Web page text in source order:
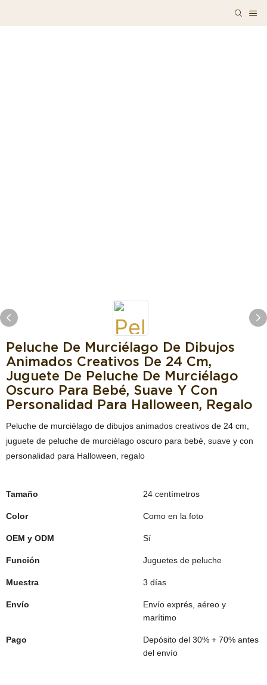
Peluche De Murciélago De Dibujos
Animados Creativos De 24 Cm,
Juguete De Peluche De Murciélago
Oscuro Para Bebé, Suave Y Con
Personalidad Para Halloween, Regalo
Peluche de murciélago de dibujos animados creativos de 24 cm,
juguete de peluche de murciélago oscuro para bebé, suave y con
personalidad para Halloween, regalo
Tamaño 24 centímetros
Color Como en la foto
OEM y ODM Sí
Función Juguetes de peluche
Muestra 3 días
Envío
Envío exprés, aéreo y
marítimo
Pago
Depósito del 30% + 70% antes
del envío